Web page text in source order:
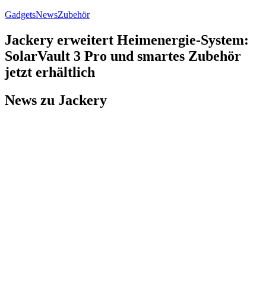
GadgetsNewsZubehör
Jackery erweitert Heimenergie-System:
SolarVault 3 Pro und smartes Zubehör
jetzt erhältlich
News zu Jackery